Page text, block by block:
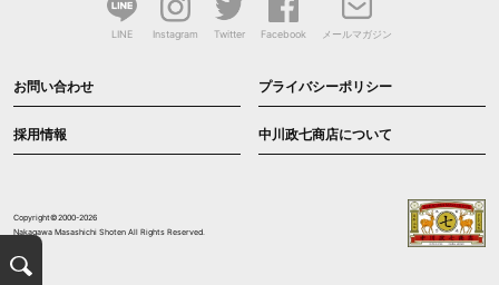
LINE Instagram Twitter Facebook メールマガジン
お問い合わせ プライバシーポリシー
採用情報 中川政七商店について
Copyright©2000-2026
Nakagawa Masashichi Shoten All Rights Reserved.
検